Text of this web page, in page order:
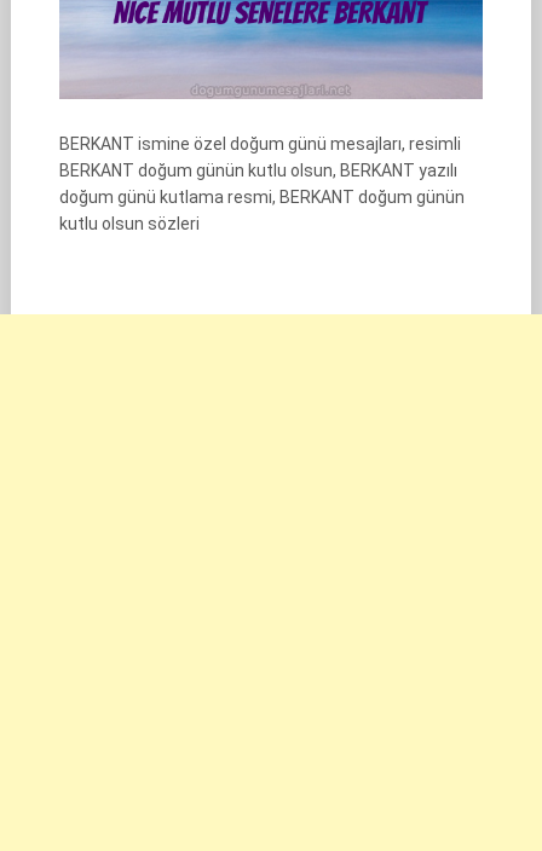
BERKANT ismine özel doğum günü mesajları, resimli
BERKANT doğum günün kutlu olsun, BERKANT yazılı
doğum günü kutlama resmi, BERKANT doğum günün
kutlu olsun sözleri